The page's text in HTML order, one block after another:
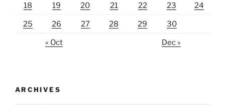
18 19 20 21 22 23 24
25 26 27 28 29 30
« Oct Dec »
ARCHIVES